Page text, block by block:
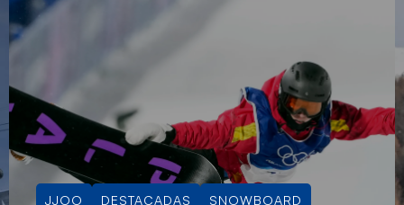
JJOO DESTACADAS SNOWBOARD